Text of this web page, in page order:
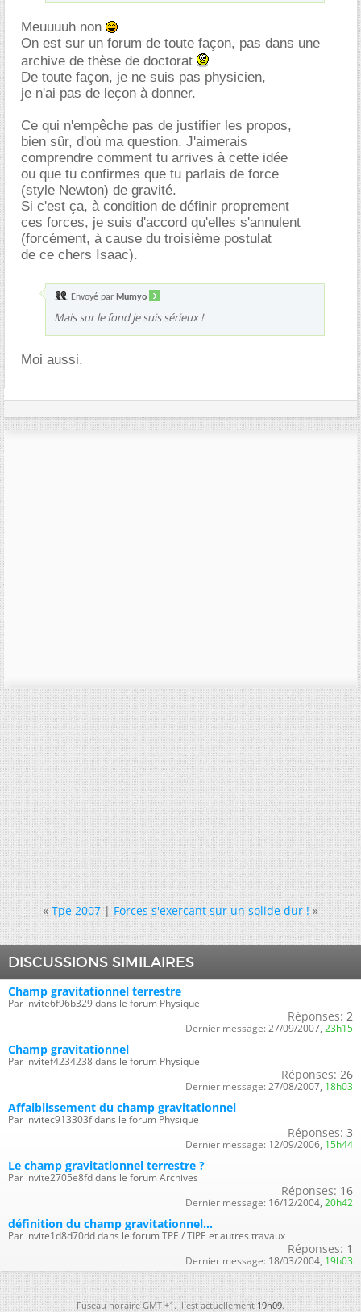
Meuuuuh non
On est sur un forum de toute façon, pas dans une
archive de thèse de doctorat
De toute façon, je ne suis pas physicien,
je n'ai pas de leçon à donner.
Ce qui n'empêche pas de justifier les propos,
bien sûr, d'où ma question. J'aimerais
comprendre comment tu arrives à cette idée
ou que tu confirmes que tu parlais de force
(style Newton) de gravité.
Si c'est ça, à condition de définir proprement
ces forces, je suis d'accord qu'elles s'annulent
(forcément, à cause du troisième postulat
de ce chers Isaac).
Envoyé par Mumyo
Mais sur le fond je suis sérieux !
Moi aussi.
« Tpe 2007|Forces s'exercant sur un solide dur ! »
DISCUSSIONS SIMILAIRES
Champ gravitationnel terrestre
Par invite6f96b329 dans le forum Physique
Réponses: 2
Dernier message: 27/09/2007, 23h15
Champ gravitationnel
Par invitef4234238 dans le forum Physique
Réponses: 26
Dernier message: 27/08/2007, 18h03
Affaiblissement du champ gravitationnel
Par invitec913303f dans le forum Physique
Réponses: 3
Dernier message: 12/09/2006, 15h44
Le champ gravitationnel terrestre ?
Par invite2705e8fd dans le forum Archives
Réponses: 16
Dernier message: 16/12/2004, 20h42
définition du champ gravitationnel...
Par invite1d8d70dd dans le forum TPE / TIPE et autres travaux
Réponses: 1
Dernier message: 18/03/2004, 19h03
Fuseau horaire GMT +1. Il est actuellement19h09.